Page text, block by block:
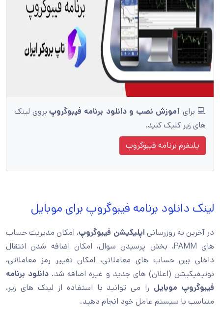
💻 برای آموزش نصب و دانلود برنامه فیبوگروپبروی لینک
های زیر کلیک کنید.
پلتفرم برنامه فیبوگروپ
لینک دانلود برنامه فیبوگروپ برای موبایل
در آخرین به روزرسانی اپلیکیشن فیبوگروپ، امکان مدیریت حساب
های PAMM، بخش پرسیدن سوال، امکان اضافه شدن انتقال
داخلی بین حساب های معاملاتی، امکان تغییر رمز معاملاتی،
نوتیفیکیشن (اعلان) های جدید و غیره اضافه شد. دانلود برنامه
فیبوگروپ موبایل را می توانید با استفاده از لینک های زیر،
متناسب با سیستم عامل خود انجام دهید.